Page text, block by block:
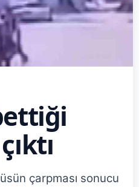
çarpması sonucu